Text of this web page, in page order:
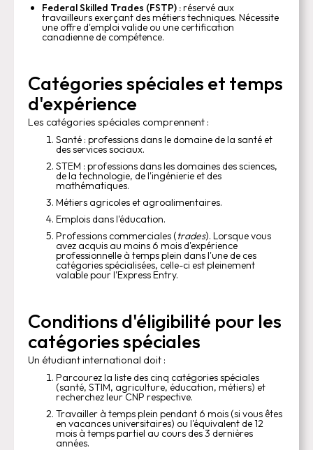
Federal Skilled Trades (FSTP) :réservé aux
travailleurs exerçant des métiers techniques. Nécessite
une offre d'emploi valide ou une certification
canadienne de compétence.
Catégories spéciales et temps
d'expérience
Les catégories spéciales comprennent :
Santé : professions dans le domaine de la santé et
des services sociaux.
STEM : professions dans les domaines des sciences,
de la technologie, de l'ingénierie et des
mathématiques.
Métiers agricoles et agroalimentaires.
Emplois dans l'éducation.
Professions commerciales (trades). Lorsque vous
avez acquis au moins 6 mois d'expérience
professionnelle à temps plein dans l'une de ces
catégories spécialisées, celle-ci est pleinement
valable pour l'Express Entry.
Conditions d'éligibilité pour les
catégories spéciales
Un étudiant international doit :
Parcourez la liste des cinq catégories spéciales
(santé, STIM, agriculture, éducation, métiers) et
recherchez leur CNP respective.
Travailler à temps plein pendant 6 mois (si vous êtes
en vacances universitaires) ou l'équivalent de 12
mois à temps partiel au cours des 3 dernières
années.